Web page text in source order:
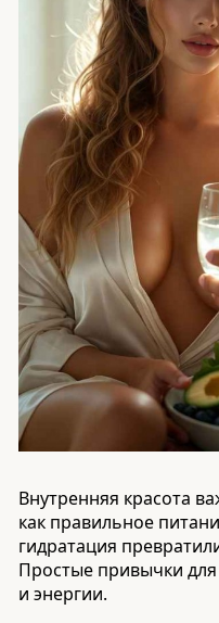
Внутренняя красота
как правильное
гидратация
Простые привычки
и энергии.